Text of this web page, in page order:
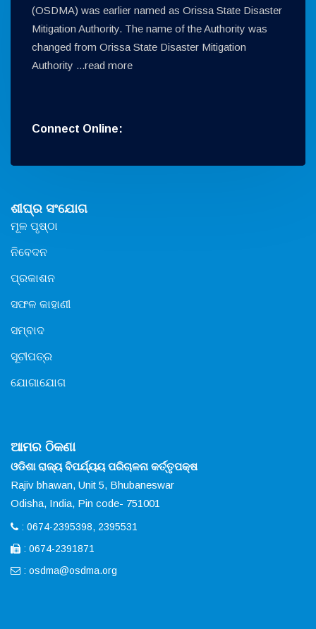
(OSDMA) was earlier named as Orissa State Disaster
Mitigation Authority. The name of the Authority was
changed from Orissa State Disaster Mitigation
Authority ...read more
Connect Online:
ଶୀଘ୍ର ସଂଯୋଗ
ମୂଳ ପୃଷ୍ଠା
ନିବେଦନ
ପ୍ରକାଶନ
ସଫଳ କାହାଣୀ
ସମ୍ବାଦ
ସୂଚୀପତ୍ର
ଯୋଗାଯୋଗ
ଆମର ଠିକଣା
ଓଡିଶା ରାଜ୍ୟ ବିପର୍ଯ୍ୟୟ ପରିଚାଳନା କର୍ତ୍ତୃପକ୍ଷ
Rajiv bhawan, Unit 5, Bhubaneswar
Odisha, India, Pin code- 751001
: 0674-2395398, 2395531
: 0674-2391871
: osdma@osdma.org